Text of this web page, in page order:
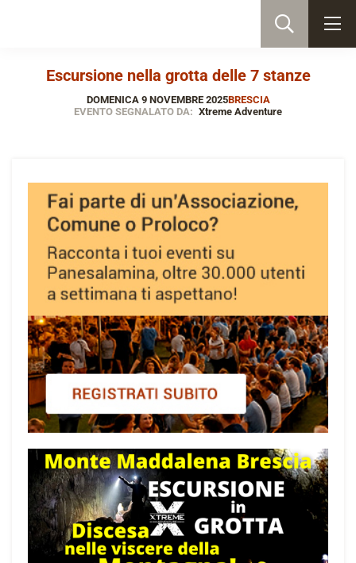
Escursione nella grotta delle 7 stanze
DOMENICA 9 NOVEMBRE 2025BRESCIA
EVENTO SEGNALATO DA: Xtreme Adventure